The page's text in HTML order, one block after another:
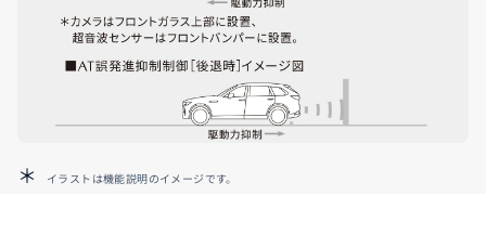
イラストは機能説明のイメージです。